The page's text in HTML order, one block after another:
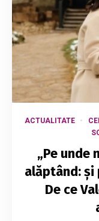
ACTUALITATE
„Pe unde
alăptând: și
De ce